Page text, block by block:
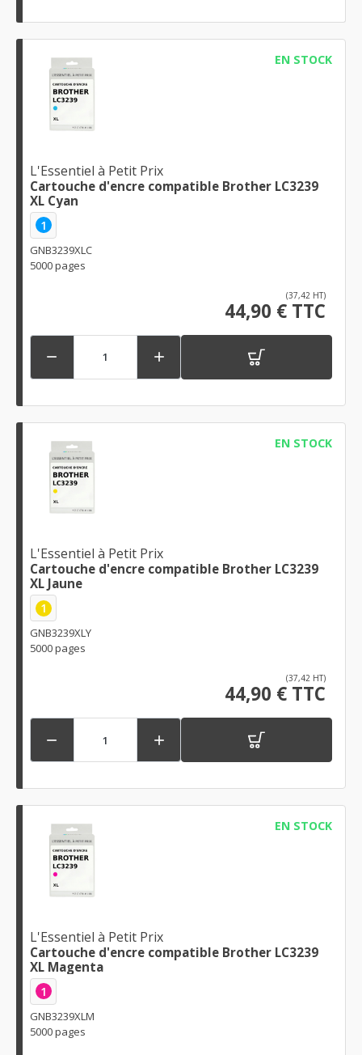
EN STOCK
L'Essentiel à Petit Prix
Cartouche d'encre compatible Brother LC3239
XL Cyan
1
GNB3239XLC
5000 pages
(37,42 HT)
44,90 € TTC
 
EN STOCK
L'Essentiel à Petit Prix
Cartouche d'encre compatible Brother LC3239
XL Jaune
1
GNB3239XLY
5000 pages
(37,42 HT)
44,90 € TTC
 
EN STOCK
L'Essentiel à Petit Prix
Cartouche d'encre compatible Brother LC3239
XL Magenta
1
GNB3239XLM
5000 pages